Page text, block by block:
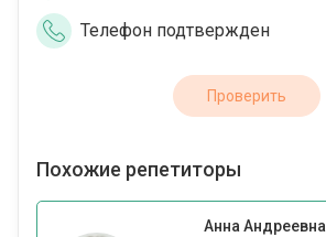
Телефон подтвержден
Проверить
Похожие репетиторы
Анна Андреевна